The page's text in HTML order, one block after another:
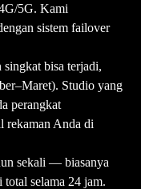
5G. Kami
sistem failover
singkat bisa terjadi,
Studio yang
perangkat
rekaman Anda di
sekali — biasanya
selama 24 jam.